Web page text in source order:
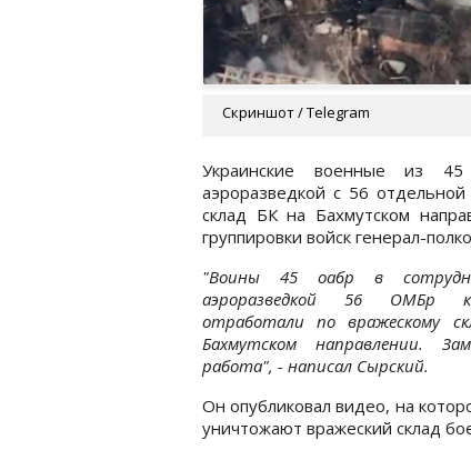
Скриншот / Telegram
Украинские военные из 45
аэроразведкой с 56
склад БК на Бахмутском
группировки войск генерал-
"Воины 45 оабр в
аэроразведкой 56 ОМБр
отработали по вражескому
Бахмутском направлении.
работа", - написал Сырский.
Он опубликовал видео, на
уничтожают вражеский склад